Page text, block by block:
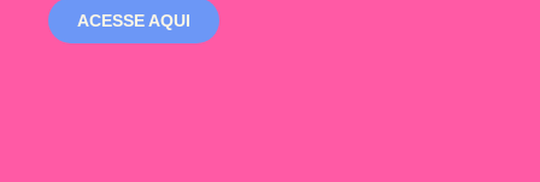
ACESSE AQUI